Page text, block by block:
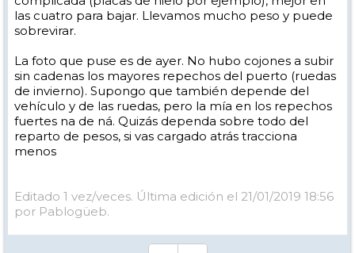
las cuatro para bajar. Llevamos mucho peso y puede
sobrevirar.
La foto que puse es de ayer. No hubo cojones a subir
sin cadenas los mayores repechos del puerto (ruedas
de invierno). Supongo que también depende del
vehículo y de las ruedas, pero la mía en los repechos
fuertes na de ná. Quizás dependa sobre todo del
reparto de pesos, si vas cargado atrás tracciona
menos
Editado 1 vez/veces. Última edición el 21/01/2019 18:56
por Pablogüeb.